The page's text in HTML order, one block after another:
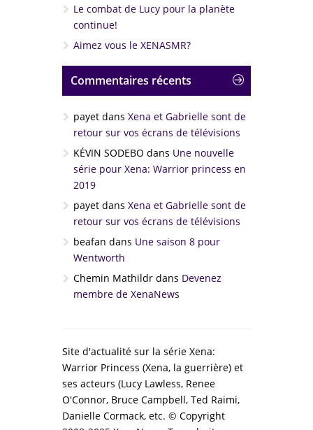
Le combat de Lucy pour la planète
continue!
Aimez vous le XENASMR?
Commentaires récents
payet dans Xena et Gabrielle sont de
retour sur vos écrans de télévisions
KÉVIN SODEBO dans Une nouvelle
série pour Xena: Warrior princess en
2019
payet dans Xena et Gabrielle sont de
retour sur vos écrans de télévisions
beafan dans Une saison 8 pour
Wentworth
Chemin Mathildr dans Devenez
membre de XenaNews
Site d'actualité sur la série Xena:
Warrior Princess (Xena, la guerrière) et
ses acteurs (Lucy Lawless, Renee
O'Connor, Bruce Campbell, Ted Raimi,
Danielle Cormack, etc. © Copyright